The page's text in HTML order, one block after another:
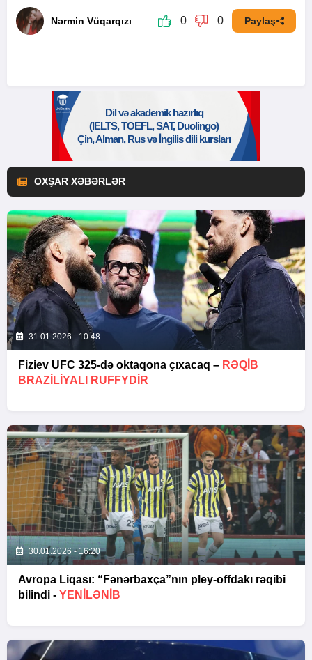
Nərmin Vüqarqızı 0 0 Paylaş
OXŞAR XƏBƏRLƏR
31.01.2026 - 10:48
Fiziev UFC 325-də oktaqona çıxacaq – RƏQIB
BRAZILIYALI RUFFYDIR
30.01.2026 - 16:20
Avropa Liqası: “Fənərbaxça”nın pley-offdakı rəqibi
bilindi - YENİLƏNİB